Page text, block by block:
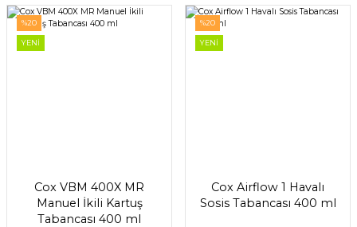
%20
YENİ
Cox VBM 400X MR
Manuel İkili Kartuş
Tabancası 400 ml
%20
YENİ
Cox Airflow 1 Havalı
Sosis Tabancası 400 ml